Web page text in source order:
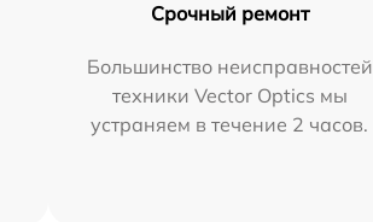
Срочный ремонт
Большинство неисправностей
техники Vector Optics мы
устраняем в течение 2 часов.